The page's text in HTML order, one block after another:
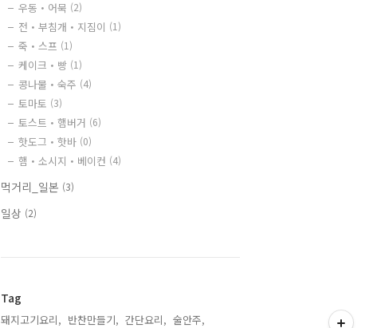
우동・어묵 (2)
전・부침개・지짐이 (1)
죽・스프 (1)
케이크・빵 (1)
콩나물・숙주 (4)
토마토 (3)
토스트・햄버거 (6)
핫도그・핫바 (0)
햄・소시지・베이컨 (4)
먹거리_일본 (3)
일상 (2)
Tag
돼지고기요리, 반찬만들기, 간단요리, 술안주,